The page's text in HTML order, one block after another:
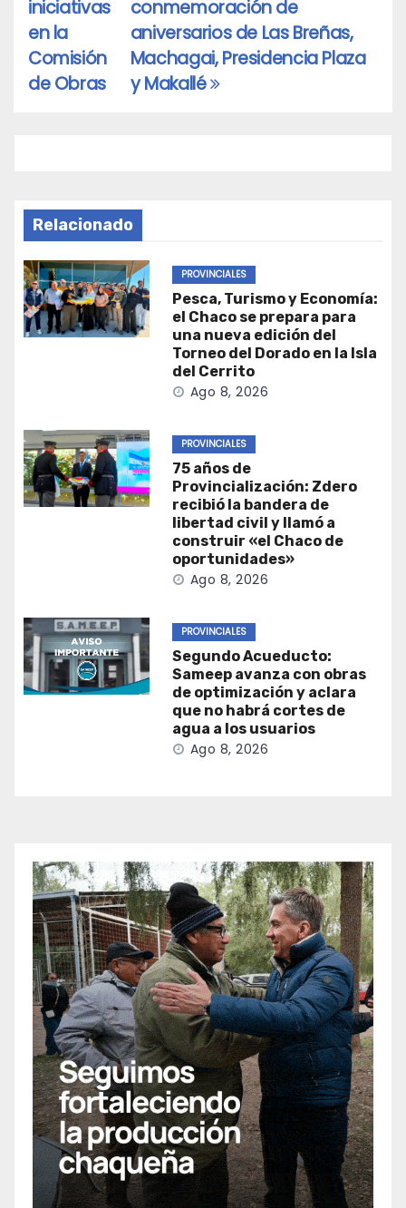
entradas
conmemoración de
aniversarios de Las Breñas,
Machagai, Presidencia Plaza
y Makallé
iniciativas
en la
Comisión
de Obras
Relacionado
PROVINCIALES
Pesca, Turismo y Economía:
el Chaco se prepara para
una nueva edición del
Torneo del Dorado en la Isla
del Cerrito
Ago 8, 2026
PROVINCIALES
75 años de
Provincialización: Zdero
recibió la bandera de
libertad civil y llamó a
construir «el Chaco de
oportunidades»
Ago 8, 2026
PROVINCIALES
Segundo Acueducto:
Sameep avanza con obras
de optimización y aclara
que no habrá cortes de
agua a los usuarios
Ago 8, 2026